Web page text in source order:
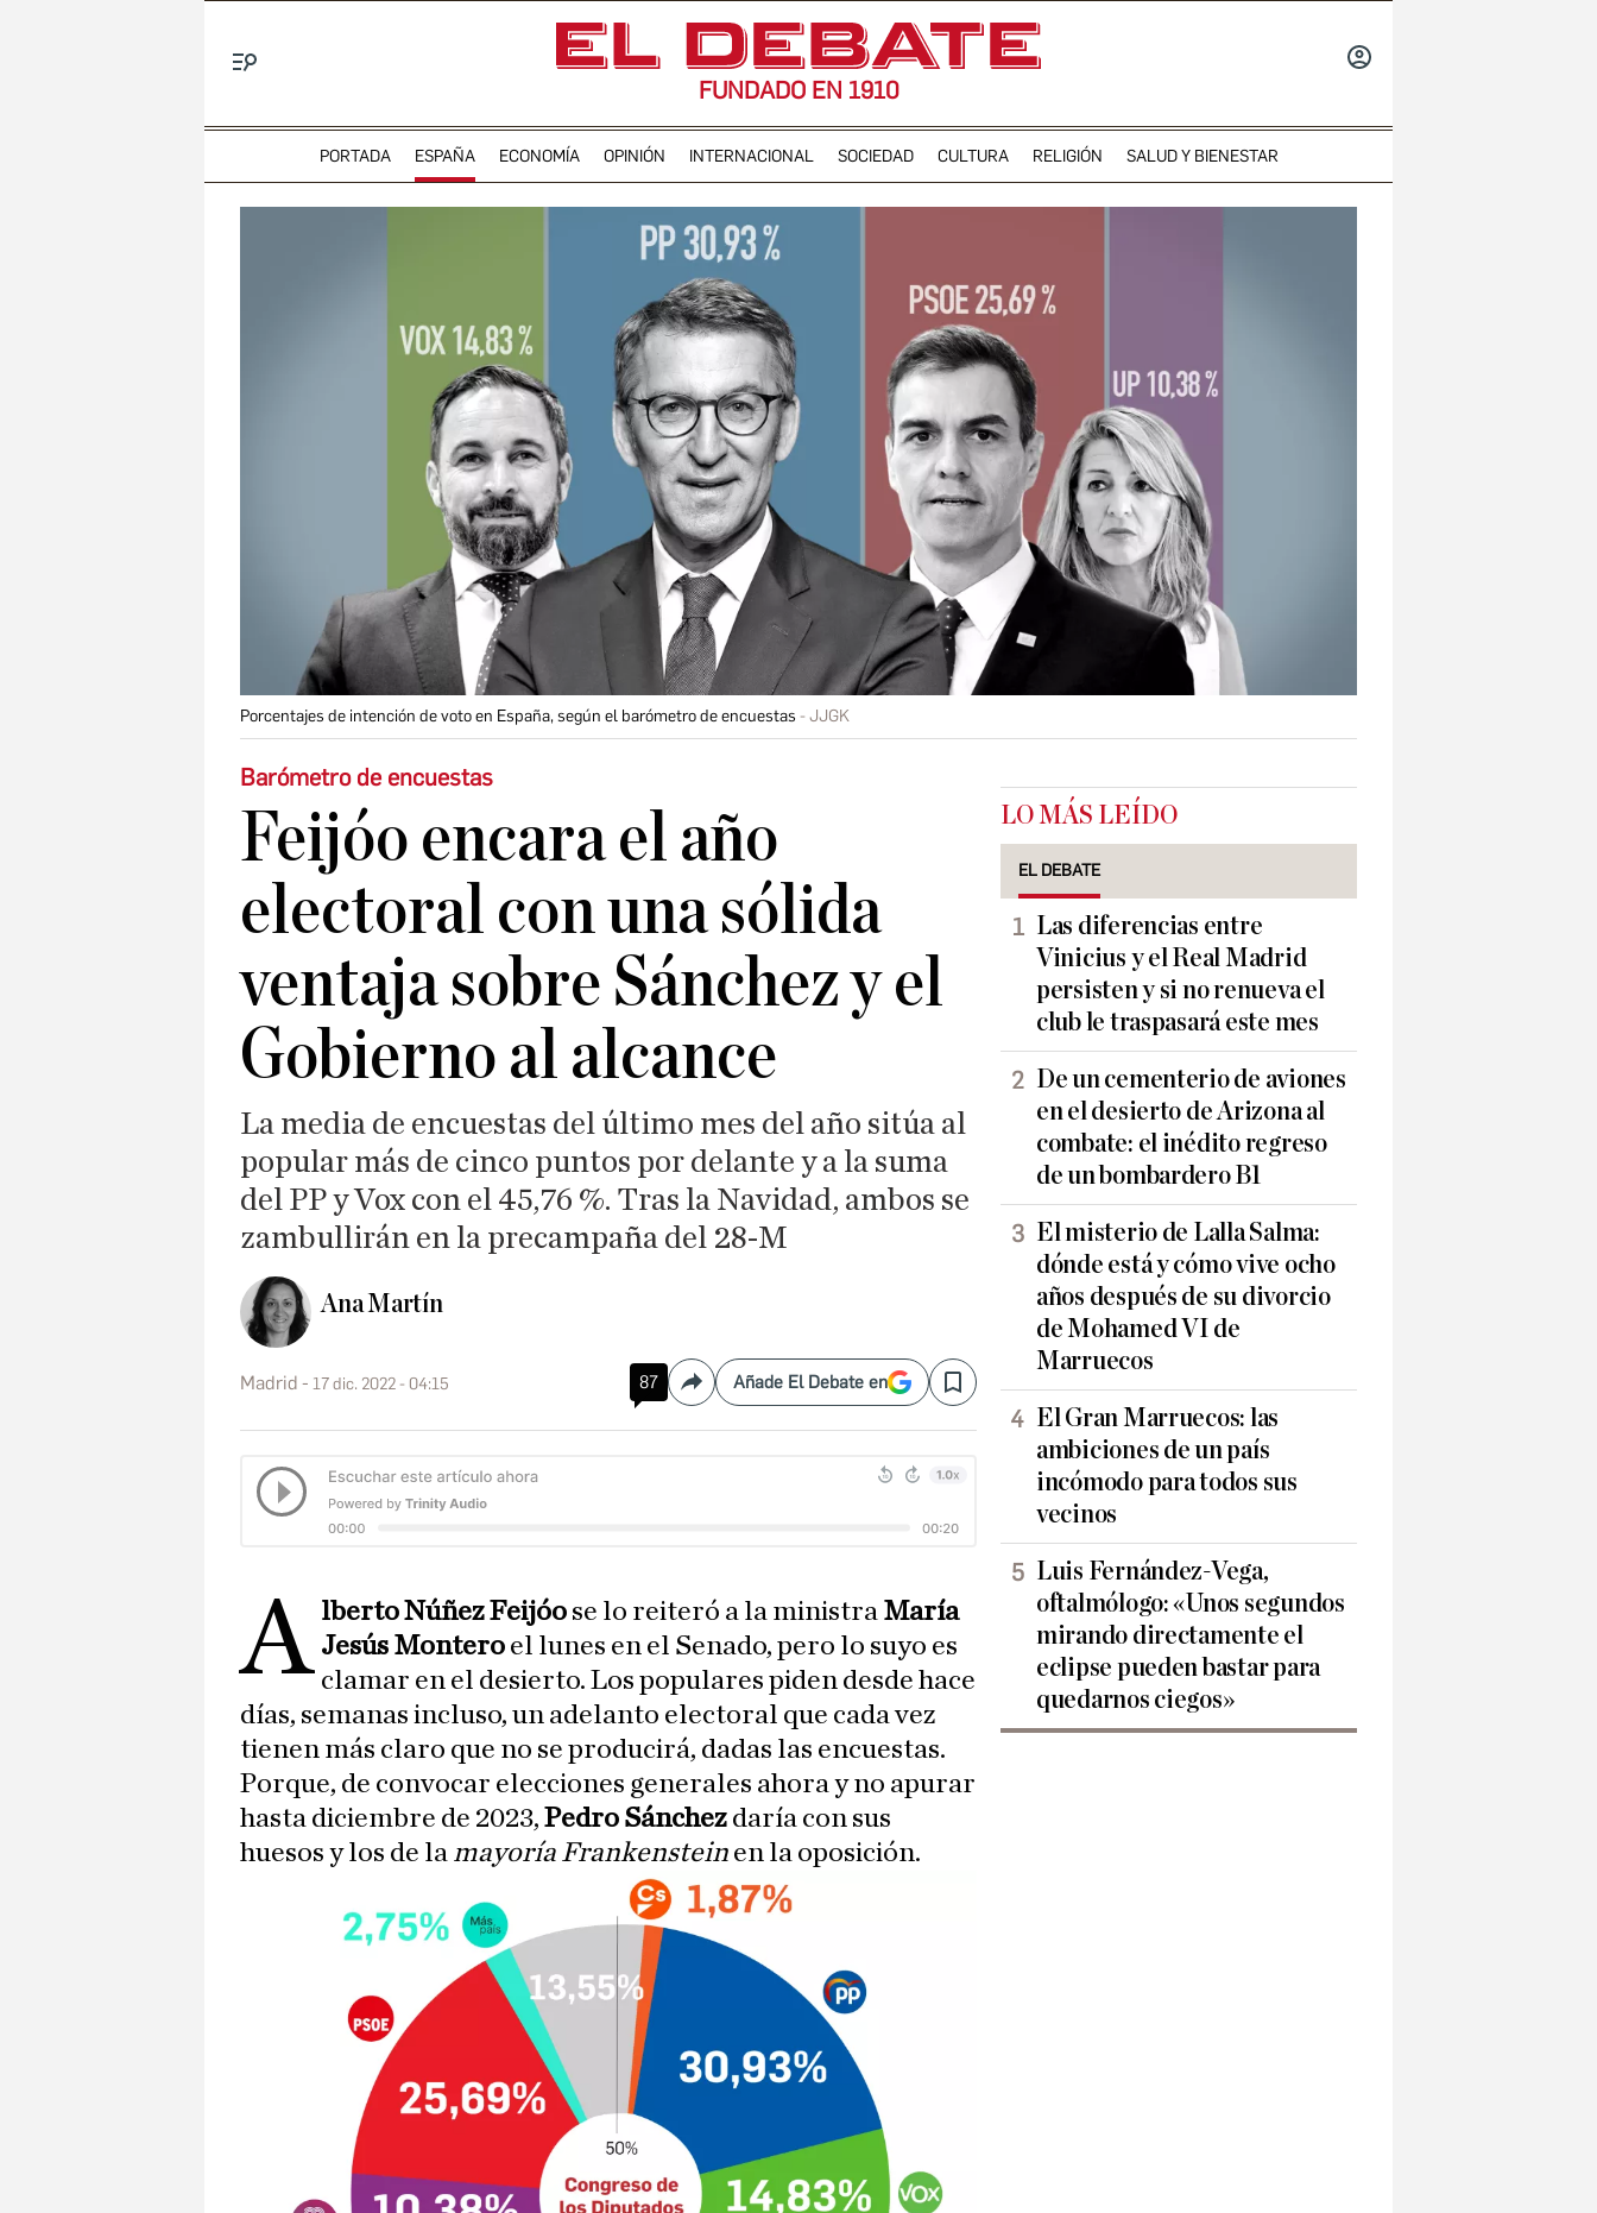
FUNDADO EN 1910
PORTADA ESPAÑA ECONOMÍA OPINIÓN INTERNACIONAL SOCIEDAD CULTURA RELIGIÓN SALUD Y BIENESTAR
Porcentajes de intención de voto en España, según el barómetro de encuestas JJGK
Barómetro de encuestas
Feijóo encara el año
electoral con una sólida
ventaja sobre Sánchez y el
Gobierno al alcance
La media de encuestas del último mes del año sitúa al
popular más de cinco puntos por delante y a la suma
del PP y Vox con el 45,76 %. Tras la Navidad, ambos se
zambullirán en la precampaña del 28-M
Ana Martín
Madrid 17 dic. 2022 - 04:15 87 CompartirAñade El Debate en Save
A lberto Núñez Feijóo se lo reiteró a la ministra María
Jesús Montero el lunes en el Senado, pero lo suyo es
clamar en el desierto. Los populares piden desde hace
días, semanas incluso, un adelanto electoral que cada vez
tienen más claro que no se producirá, dadas las encuestas.
Porque, de convocar elecciones generales ahora y no apurar
hasta diciembre de 2023, Pedro Sánchez daría con sus
huesos y los de la mayoría Frankenstein en la oposición.
LO MÁS LEÍDO
EL DEBATE
Las diferencias entre
Vinicius y el Real Madrid
persisten y si no renueva el
club le traspasará este mes
De un cementerio de aviones
en el desierto de Arizona al
combate: el inédito regreso
de un bombardero B1
El misterio de Lalla Salma:
dónde está y cómo vive ocho
años después de su divorcio
de Mohamed VI de
Marruecos
El Gran Marruecos: las
ambiciones de un país
incómodo para todos sus
vecinos
Luis Fernández-Vega,
oftalmólogo: «Unos segundos
mirando directamente el
eclipse pueden bastar para
quedarnos ciegos»